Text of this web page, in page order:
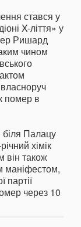
стався у
X-ліття» у
Ришард
чином
помер в
Палацу
хімік
також
маніфестом,
партії
через 10